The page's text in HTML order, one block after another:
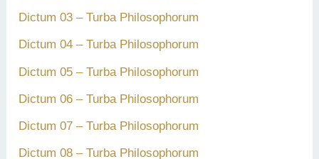
:
Dictum 03 – Turba Philosophorum
Dictum 04 – Turba Philosophorum
Dictum 05 – Turba Philosophorum
Dictum 06 – Turba Philosophorum
Dictum 07 – Turba Philosophorum
Dictum 08 – Turba Philosophorum